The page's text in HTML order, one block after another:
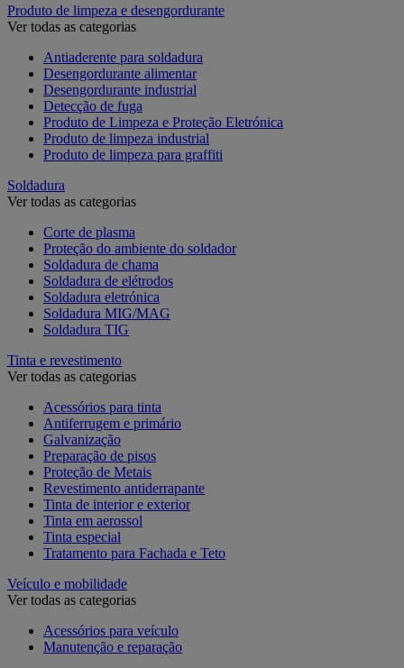
Produto de limpeza e desengordurante
Ver todas as categorias
Antiaderente para soldadura
Desengordurante alimentar
Desengordurante industrial
Detecção de fuga
Produto de Limpeza e Proteção Eletrónica
Produto de limpeza industrial
Produto de limpeza para graffiti
Soldadura
Ver todas as categorias
Corte de plasma
Proteção do ambiente do soldador
Soldadura de chama
Soldadura de elétrodos
Soldadura eletrónica
Soldadura MIG/MAG
Soldadura TIG
Tinta e revestimento
Ver todas as categorias
Acessórios para tinta
Antiferrugem e primário
Galvanização
Preparação de pisos
Proteção de Metais
Revestimento antiderrapante
Tinta de interior e exterior
Tinta em aerossol
Tinta especial
Tratamento para Fachada e Teto
Veículo e mobilidade
Ver todas as categorias
Acessórios para veículo
Manutenção e reparação